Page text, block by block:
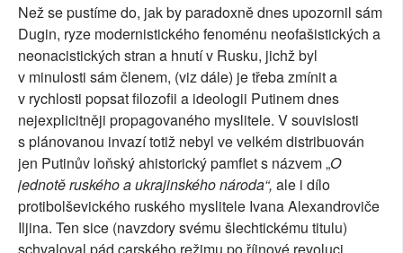
Než se pustíme do, jak by paradoxně dnes upozornil sám
Dugin, ryze modernistického fenoménu neofašistických a
neonacistických stran a hnutí v Rusku, jichž byl
v minulosti sám členem, (viz dále) je třeba zmínit a
v rychlosti popsat filozofii a ideologii Putinem dnes
nejexplicitněji propagovaného myslitele. V souvislosti
s plánovanou invazí totiž nebyl ve velkém distribuován
jen Putinův loňský ahistorický pamflet s názvem „O
jednotě ruského a ukrajinského národa“, ale i dílo
protibolševického ruského myslitele Ivana Alexandroviče
Iljina. Ten sice (navzdory svému šlechtickému titulu)